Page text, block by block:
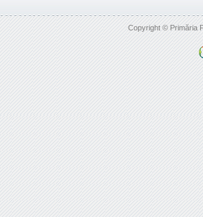
Copyright © Primăria